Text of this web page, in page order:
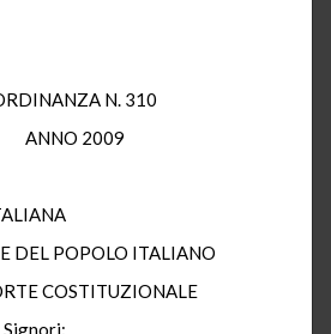
N. 310
ANNO 2009
DEL POPOLO ITALIANO
COSTITUZIONALE
Signori: